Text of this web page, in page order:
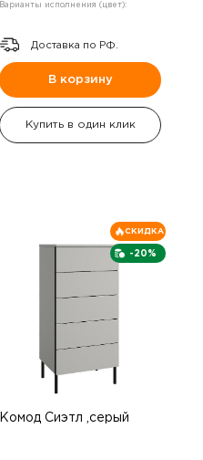
Варианты исполнения (цвет):
Доставка по РФ.
В корзину
Купить в один клик
-20%
СКИДКА
Комод Сиэтл ,серый